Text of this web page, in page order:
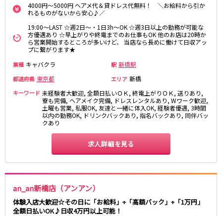
4000円～5000円 ヘアメ代＆貸ドレス代無料！ ＼お給料から引か
れるものがないから安心♪／
19:00～LAST ☆週2日～・1日3h～OK ☆週3日以上の勤務が可能な
方優遇あり ☆早上がりや終電までのお仕事もOK 他のお店は20時か
ら営業開始するところが多いけど、 当店なら長めに働けて日収アッ
プに繋がります★
業種 キャバクラ 駅 新橋駅
都道府県 東京都 エリア 新橋
キーワード 未経験者大歓迎, 全額日払いＯＫ, 終電上がりＯＫ, 送りあり,
寮も完備, ヘアメイク完備, ドレスレンタルあり, Wワーク歓迎,
土曜も営業, 私服OK, 友達と一緒に体入OK, 経験者優遇, 3時間
以内の勤務OK, ドリンクバックあり, 指名バックあり, 同伴バッ
クあり
求人詳細を見る
an_an新橋店（アンアン）
体験入店大歓迎☆その日に「お給料」+「高額バック」+「1万円」
全額日払いOK♪日収4万円以上可能！
土浦
つくば
取手
茨城県南
日立
北茨城
群馬県
前橋・伊勢崎
渋川
該当求人 0件 選択した内容で設定
新高円寺駅
南阿佐ケ谷駅
淡路町駅
四谷三丁目駅
JR京浜東北線
上野駅
川崎駅
赤羽駅
横浜駅
蒲田駅
秋葉原駅
桜木町駅
御徒町駅
南浦和駅
川口駅
日暮里駅
品川駅
西川口駅
大井町駅
大森駅
東十条駅